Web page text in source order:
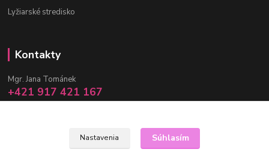
Lyžiarské stredisko
Kontakty
Mgr. Jana Tománek
+421 917 421 167
(Po-Pia, 10 -17 hod.)
Nastavenia Súhlasím